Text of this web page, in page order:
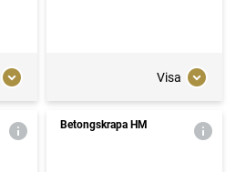
Visa
Betongskrapa HM